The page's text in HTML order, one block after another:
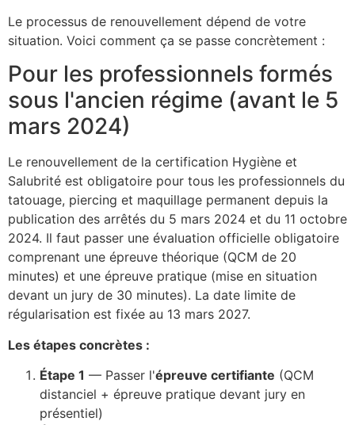
Le processus de renouvellement dépend de votre
situation. Voici comment ça se passe concrètement :
Pour les professionnels formés
sous l'ancien régime (avant le 5
mars 2024)
Le renouvellement de la certification Hygiène et
Salubrité est obligatoire pour tous les professionnels du
tatouage, piercing et maquillage permanent depuis la
publication des arrêtés du 5 mars 2024 et du 11 octobre
2024. Il faut passer une évaluation officielle obligatoire
comprenant une épreuve théorique (QCM de 20
minutes) et une épreuve pratique (mise en situation
devant un jury de 30 minutes). La date limite de
régularisation est fixée au 13 mars 2027.
Les étapes concrètes :
Étape 1 — Passer l'épreuve certifiante (QCM
distanciel + épreuve pratique devant jury en
présentiel)